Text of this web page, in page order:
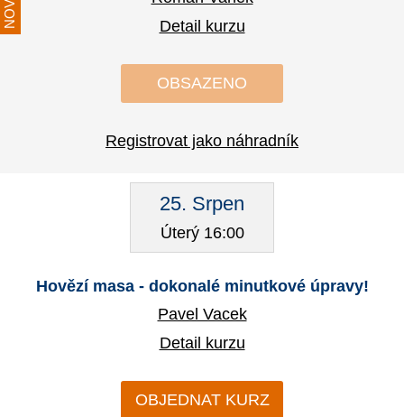
Detail kurzu
OBSAZENO
Registrovat jako náhradník
25. Srpen
Úterý 16:00
Hovězí masa - dokonalé minutkové úpravy!
Pavel Vacek
Detail kurzu
OBJEDNAT KURZ